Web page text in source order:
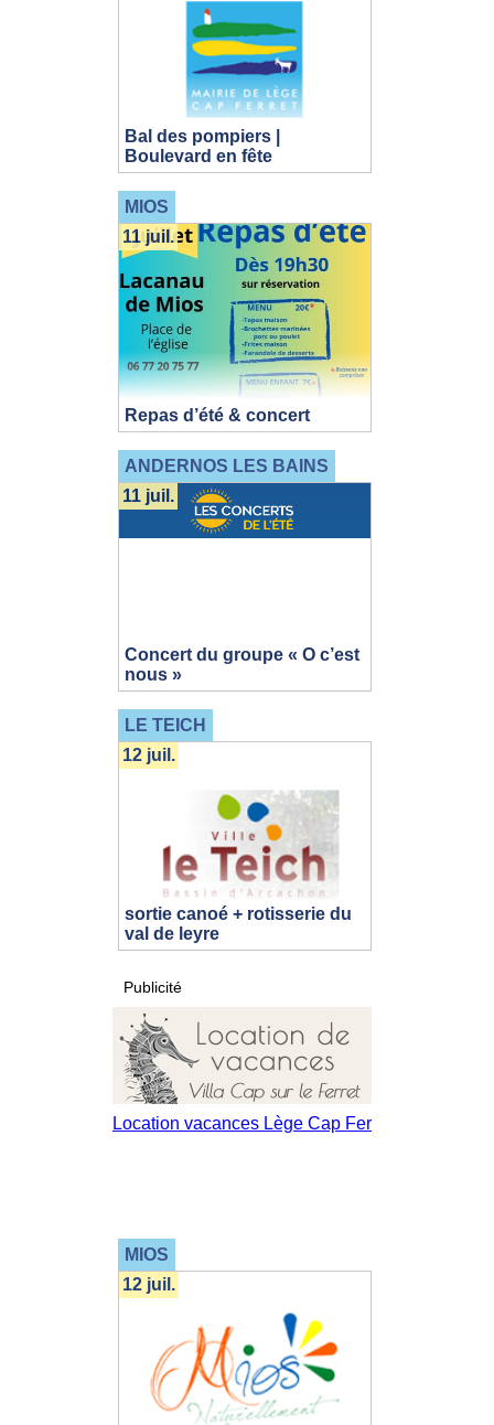
Bal des pompiers |
Boulevard en fête
MIOS
Repas d’été & concert
11 juil.
ANDERNOS LES BAINS
Concert du groupe « O c’est
nous »
11 juil.
LE TEICH
sortie canoé + rotisserie du
val de leyre
12 juil.
Publicité
MIOS
12 juil.